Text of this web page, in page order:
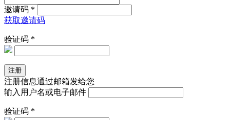
邀请码 *
获取邀请码
验证码 *
注册信息通过邮箱发给您
输入用户名或电子邮件
验证码 *